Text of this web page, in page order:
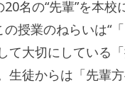
名の“先輩”を本
授業のねらいは“
て大切にしている
生徒からは「先輩